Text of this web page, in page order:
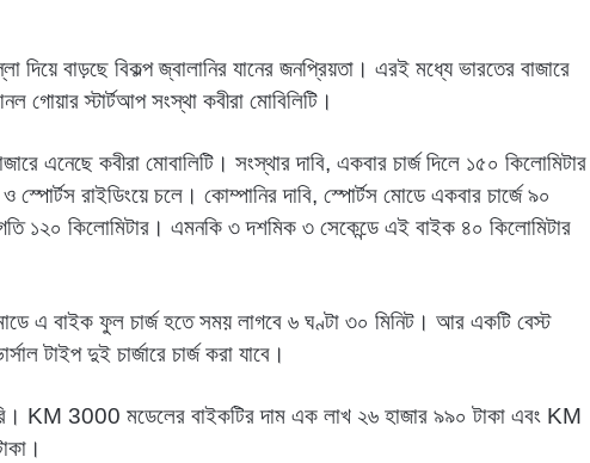
বাড়ছে বিকল্প জ্বালানির যানের জনপ্রিয়তা। এরই মধ্যে ভারতের বাজারে
স্টার্টআপ সংস্থা কবীরা মোবিলিটি।
কবীরা মোবালিটি। সংস্থার দাবি, একবার চার্জ দিলে ১৫০ কিলোমিটার
রাইডিংয়ে চলে। কোম্পানির দাবি, স্পোর্টস মোডে একবার চার্জে ৯০
গতি ১২০ কিলোমিটার। এমনকি ৩ দশমিক ৩ সেকেন্ডে এই বাইক ৪০ কিলোমিটার
এ বাইক ফুল চার্জ হতে সময় লাগবে ৬ ঘণ্টা ৩০ মিনিট। আর একটি বেস্ট
টাইপ দুই চার্জারে চার্জ করা যাবে।
KM 3000 মডেলের বাইকটির দাম এক লাখ ২৬ হাজার ৯৯০ টাকা এবং KM